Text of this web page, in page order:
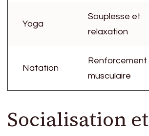
Yoga
Souplesse et
relaxation
Natation
Renforcement
musculaire
Socialisation et